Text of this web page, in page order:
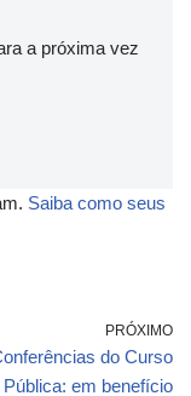
a próxima vez
Saiba como seus
PRÓXIMO
do Curso
Pública: em benefício